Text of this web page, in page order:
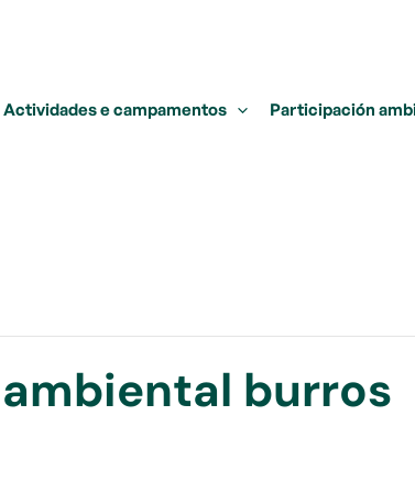
Actividades e campamentos Participación
burros